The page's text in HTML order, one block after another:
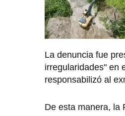
La denuncia fue
irregularidades" en
responsabilizó al
De esta manera, la